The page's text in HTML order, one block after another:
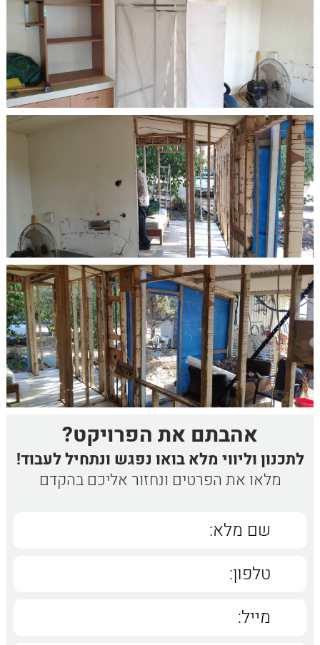
אהבתם את הפרויקט?
לתכנון וליווי מלא בואו נפגש ונתחיל לעבוד!
מלאו את הפרטים ונחזור אליכם בהקדם